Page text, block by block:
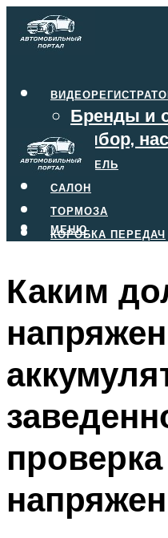
Бренды и
Выбор,
ДВИГАТЕЛЬ
САЛОН
ТОРМОЗА
КОРОБКА ПЕРЕДАЧ
МЕНЮ
МЕНЮ
Каким
проверка